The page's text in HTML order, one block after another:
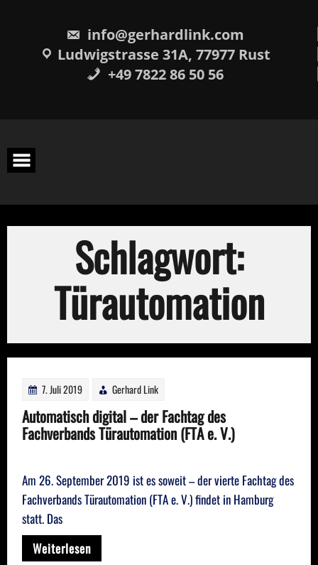
info@gerhardlink.com
Ludwigstrasse 31A, 77977 Rust
+49 7822 86 50 56
Schlagwort:
Türautomation
7. Juli 2019 Gerhard Link
Automatisch digital – der Fachtag des
Fachverbands Türautomation (FTA e. V.)
Am 26. September 2019 ist es soweit – der vierte Fachtag des
Fachverbands Türautomation (FTA e. V.) findet in Hamburg
statt. Das
Weiterlesen